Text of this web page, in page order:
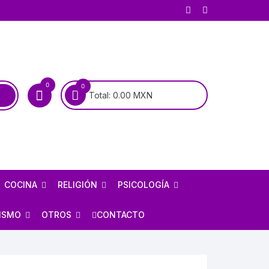
0 0
Total: 0.00 MXN
COCINA
COCINA MEXICANA
RELIGIÓN
BIOGRAFÍAS DE SANTOS
PSICOLOGÍA
PSICOANÁLISIS
OTROS CONTACTO